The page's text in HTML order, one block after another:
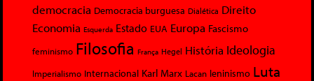
democracia Democracia burguesa Dialética Direito
Economia Esquerda Estado EUA Europa Fascismo
feminismo Filosofia França Hegel História Ideologia
Imperialismo Internacional Karl Marx Lacan leninismo Luta